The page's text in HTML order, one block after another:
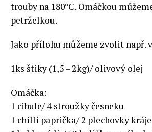
trouby na 180°C. Omáčkou
petrželkou.
Jako přílohu můžeme zvolit např.
1ks štiky (1,5 – 2kg)/ olivový olej
Omáčka:
1 cibule/ 4 stroužky česneku
1 chilli paprička/ 2 plechovky